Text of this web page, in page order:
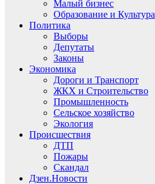
Малый бизнес
Образование и Культура
Политика
Выборы
Депутаты
Законы
Экономика
Дороги и Транспорт
ЖКХ и Строительство
Промышленность
Сельское хозяйство
Экология
Происшествия
ДТП
Пожары
Скандал
Дзен.Новости